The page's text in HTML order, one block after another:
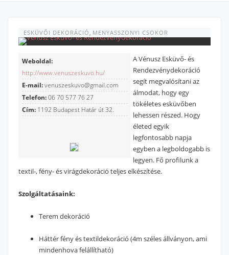
ESKÜVŐI DEKORÁCIÓ , MENYASSZONYI CSOKOR
Weboldal:
http://www.venuszeskuvo.hu/
E-mail:venuszeskuvo@gmail.com
Telefon:06 70 577 76 27
Cím: 1192 Budapest Határ út 32.
A Vénusz Esküvő- és
Rendezvénydekoráció
segít megvalósítani az
álmodat, hogy egy
tökéletes esküvőben
lehessen részed. Hogy
életed egyik
legfontosabb napja
egyben a legboldogabb is
legyen. Fő profilunk a
textil-, fény- és virágdekoráció teljes elkészítése.
Szolgáltatásaink:
Terem dekoráció
Háttér fény és textildekoráció (4m széles állványon, ami
mindenhova felállítható)